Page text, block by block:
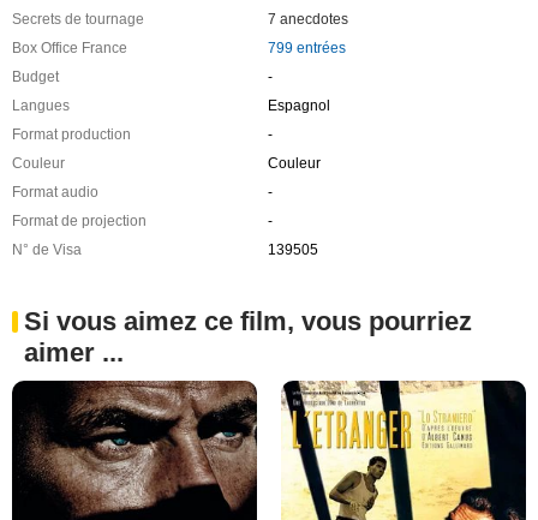
Secrets de tournage
7 anecdotes
Box Office France
799 entrées
Budget
-
Langues
Espagnol
Format production
-
Couleur
Couleur
Format audio
-
Format de projection
-
N° de Visa
139505
Si vous aimez ce film, vous pourriez
aimer ...